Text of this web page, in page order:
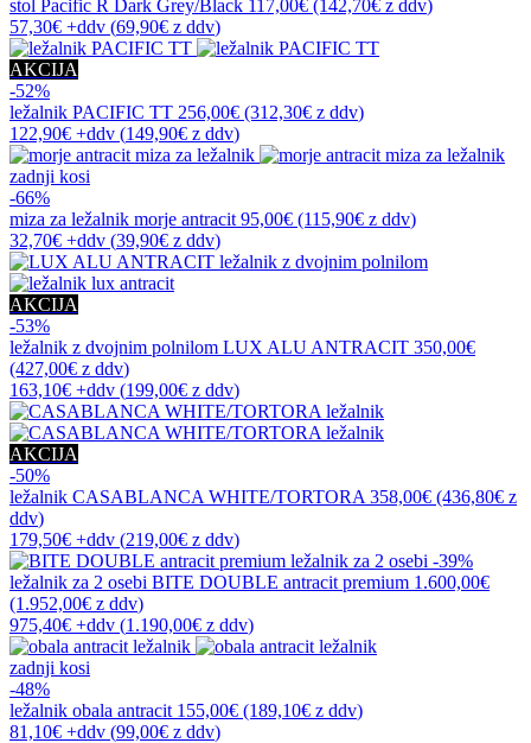
stol Pacific R Dark Grey/Black 117,00€ (142,70€ z ddv)
57,30€ +ddv (69,90€ z ddv)
AKCIJA
-52%
ležalnik PACIFIC TT 256,00€ (312,30€ z ddv)
122,90€ +ddv (149,90€ z ddv)
zadnji kosi
-66%
miza za ležalnik morje antracit 95,00€ (115,90€ z ddv)
32,70€ +ddv (39,90€ z ddv)
AKCIJA
-53%
ležalnik z dvojnim polnilom LUX ALU ANTRACIT 350,00€
(427,00€ z ddv)
163,10€ +ddv (199,00€ z ddv)
AKCIJA
-50%
ležalnik CASABLANCA WHITE/TORTORA 358,00€ (436,80€ z
ddv)
179,50€ +ddv (219,00€ z ddv)
-39%
ležalnik za 2 osebi BITE DOUBLE antracit premium 1.600,00€
(1.952,00€ z ddv)
975,40€ +ddv (1.190,00€ z ddv)
zadnji kosi
-48%
ležalnik obala antracit 155,00€ (189,10€ z ddv)
81,10€ +ddv (99,00€ z ddv)